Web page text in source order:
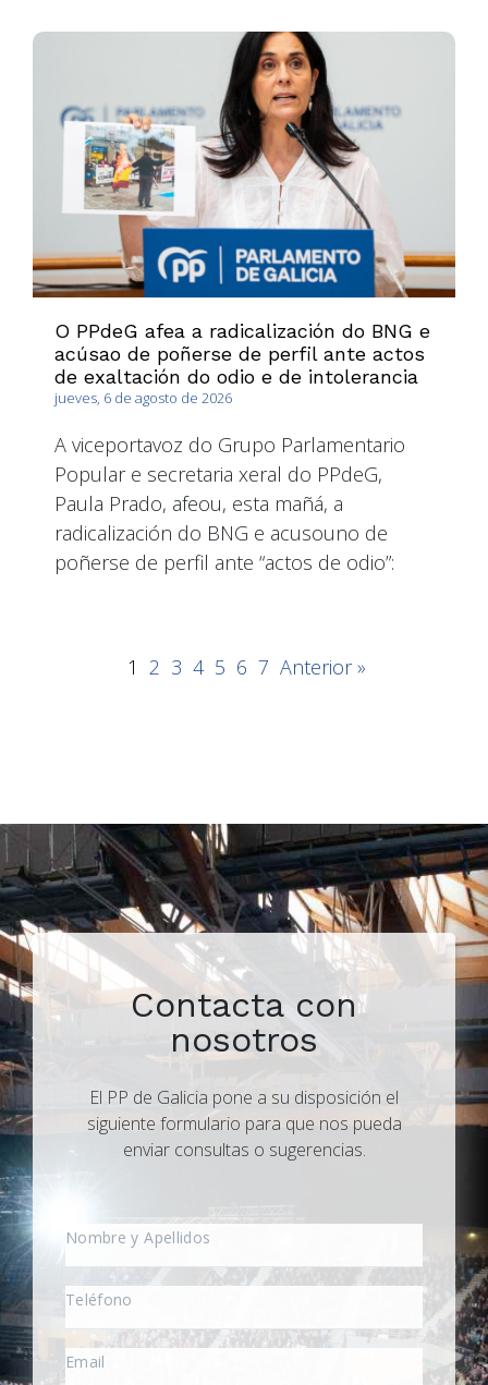
O PPdeG afea a radicalización do BNG e
acúsao de poñerse de perfil ante actos
de exaltación do odio e de intolerancia
jueves, 6 de agosto de 2026
A viceportavoz do Grupo Parlamentario
Popular e secretaria xeral do PPdeG,
Paula Prado, afeou, esta mañá, a
radicalización do BNG e acusouno de
poñerse de perfil ante “actos de odio”:
1 2 3 4 5 6 7 Anterior »
Contacta con
nosotros
El PP de Galicia pone a su disposición el
siguiente formulario para que nos pueda
enviar consultas o sugerencias.